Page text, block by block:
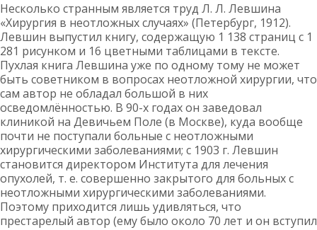
Несколько странным является труд Л. Л. Левшина
«Хирургия в неотложных случаях» (Петербург, 1912).
Левшин выпустил книгу, содержащую 1 138 страниц с 1
281 рисунком и 16 цветными таблицами в тексте.
Пухлая книга Левшина уже по одному тому не может
быть советником в вопросах неотложной хирургии, что
сам автор не обладал большой в них
осведомлённостью. В 90-х годах он заведовал
клиникой на Девичьем Поле (в Москве), куда вообще
почти не поступали больные с неотложными
хирургическими заболеваниями; с 1903 г. Левшин
становится директором Института для лечения
опухолей, т. е. совершенно закрытого для больных с
неотложными хирургическими заболеваниями.
Поэтому приходится лишь удивляться, что
престарелый автор (ему было около 70 лет и он вступил